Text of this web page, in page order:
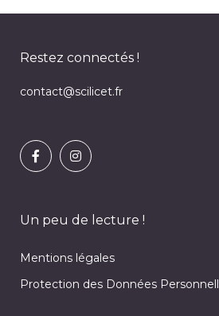
Restez connectés !
contact@scilicet.fr
Un peu de lecture !
Mentions légales
Protection des Données